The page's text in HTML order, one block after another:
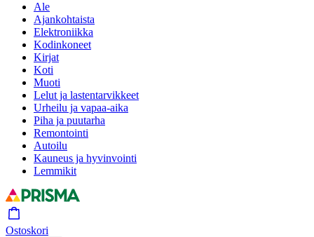
Ale
Ajankohtaista
Elektroniikka
Kodinkoneet
Kirjat
Koti
Muoti
Lelut ja lastentarvikkeet
Urheilu ja vapaa-aika
Piha ja puutarha
Remontointi
Autoilu
Kauneus ja hyvinvointi
Lemmikit
Ostoskori